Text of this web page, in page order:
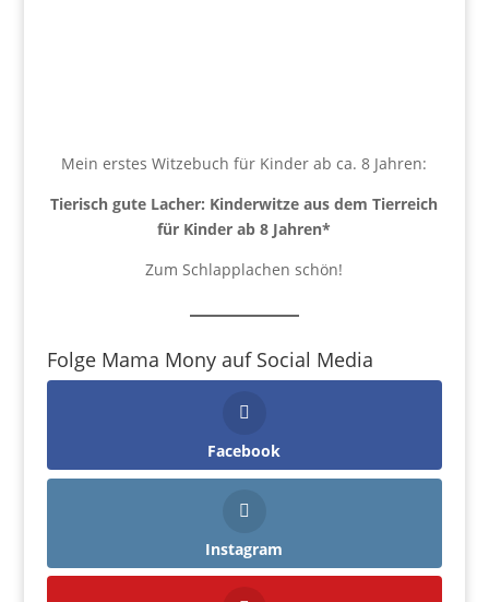
Mein erstes Witzebuch für Kinder ab ca. 8 Jahren:
Tierisch gute Lacher: Kinderwitze aus dem Tierreich
für Kinder ab 8 Jahren*
Zum Schlapplachen schön!
Folge Mama Mony auf Social Media
Facebook
Instagram